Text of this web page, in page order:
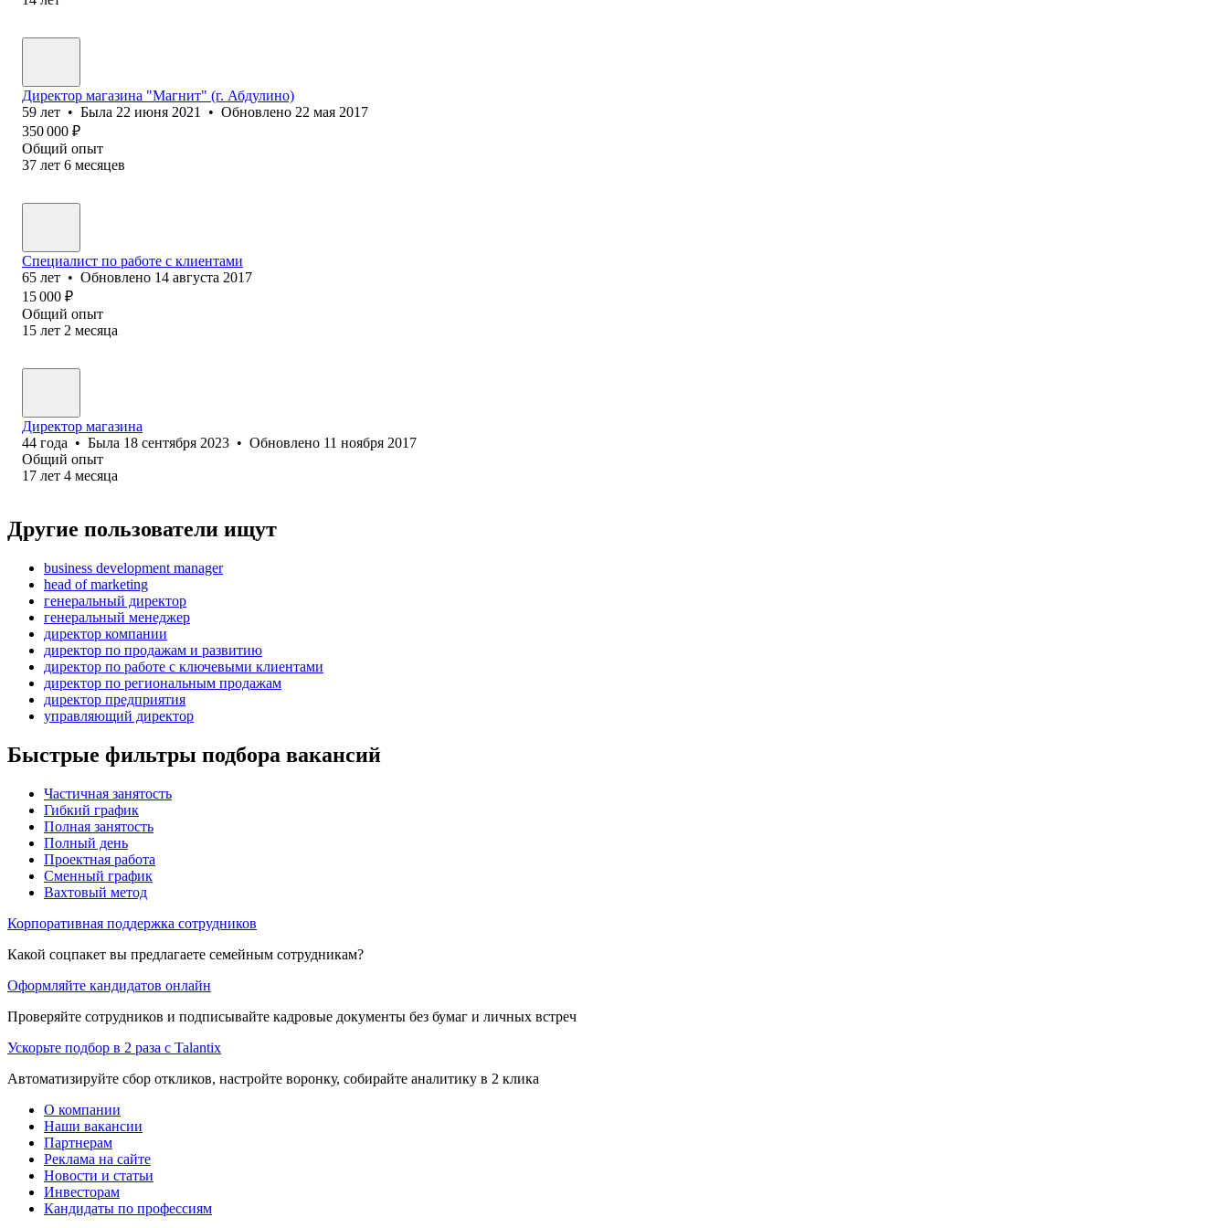
Директор магазина "Магнит" (г. Абдулино)
59 лет • Была 22 июня 2021 • Обновлено 22 мая 2017
350 000 ₽
Общий опыт
37 лет 6 месяцев
Специалист по работе с клиентами
65 лет • Обновлено 14 августа 2017
15 000 ₽
Общий опыт
15 лет 2 месяца
Директор магазина
44 года • Была 18 сентября 2023 • Обновлено 11 ноября 2017
Общий опыт
17 лет 4 месяца
Другие пользователи ищут
business development manager
head of marketing
генеральный директор
генеральный менеджер
директор компании
директор по продажам и развитию
директор по работе с ключевыми клиентами
директор по региональным продажам
директор предприятия
управляющий директор
Быстрые фильтры подбора вакансий
Частичная занятость
Гибкий график
Полная занятость
Полный день
Проектная работа
Сменный график
Вахтовый метод
Корпоративная поддержка сотрудников
Какой соцпакет вы предлагаете семейным сотрудникам?
Оформляйте кандидатов онлайн
Проверяйте сотрудников и подписывайте кадровые документы без бумаг и личных встреч
Ускорьте подбор в 2 раза с Talantix
Автоматизируйте сбор откликов, настройте воронку, собирайте аналитику в 2 клика
О компании
Наши вакансии
Партнерам
Реклама на сайте
Новости и статьи
Инвесторам
Кандидаты по профессиям